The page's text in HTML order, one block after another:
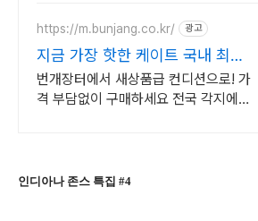
https://m.bunjang.co.kr/ 광고
지금 가장 핫한 케이트 국내 최대
브랜드 중고거래
번개장터에서 새상품급 컨디션으로! 가
격 부담없이 구매하세요 전국 각지에서
인디아나 존스 특집 #4